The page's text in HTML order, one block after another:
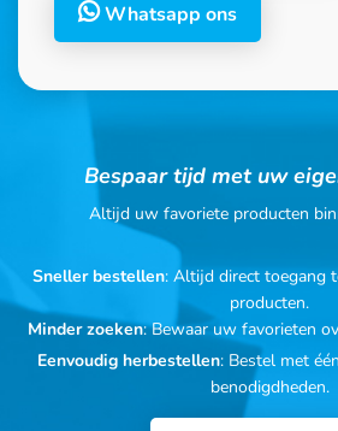
Whatsapp ons
Bespaar tijd met uw
Altijd uw favoriete producten
Sneller bestellen: Altijd direct toegang
producten.
Minder zoeken: Bewaar uw favorieten
Eenvoudig herbestellen: Bestel met
benodigdheden.